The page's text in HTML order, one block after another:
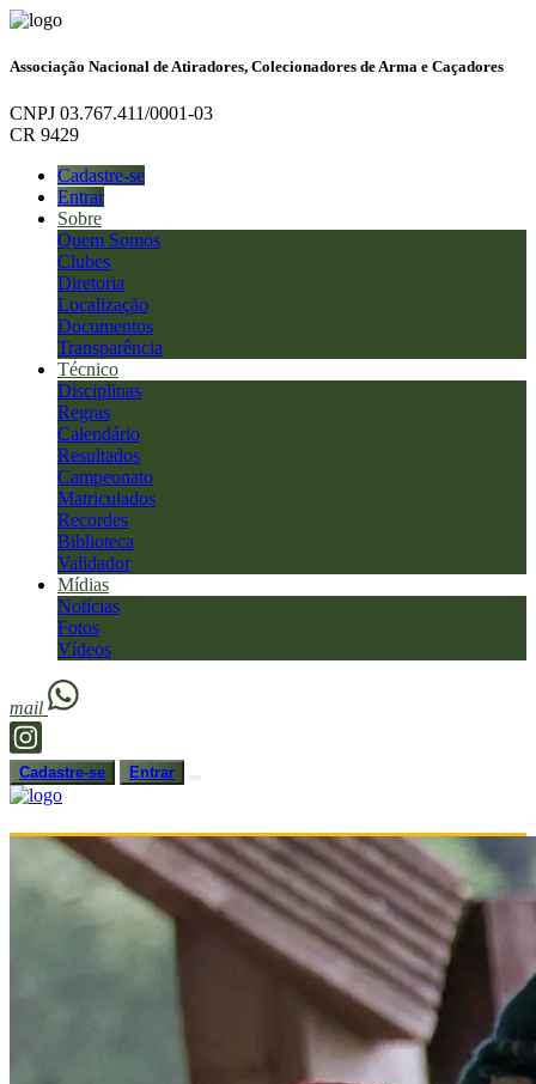
Associação Nacional de Atiradores, Colecionadores de Arma e Caçadores
CNPJ 03.767.411/0001-03
CR 9429
Cadastre-se
Entrar
Sobre
Quem Somos
Clubes
Diretoria
Localização
Documentos
Transparência
Técnico
Disciplinas
Regras
Calendário
Resultados
Campeonato
Matriculados
Recordes
Biblioteca
Validador
Mídias
Notícias
Fotos
Vídeos
mail
Cadastre-se Entrar